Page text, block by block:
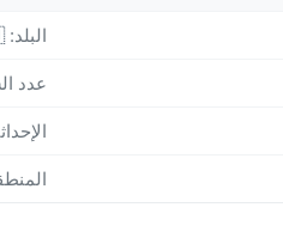
البلد: 🇷🇺 روسيا
عدد